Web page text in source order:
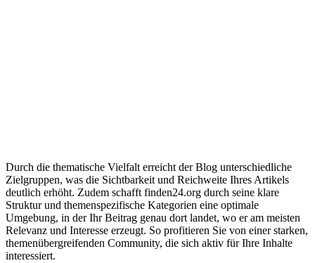
Durch die thematische Vielfalt erreicht der Blog unterschiedliche
Zielgruppen, was die Sichtbarkeit und Reichweite Ihres Artikels
deutlich erhöht. Zudem schafft finden24.org durch seine klare
Struktur und themenspezifische Kategorien eine optimale
Umgebung, in der Ihr Beitrag genau dort landet, wo er am meisten
Relevanz und Interesse erzeugt. So profitieren Sie von einer starken,
themenübergreifenden Community, die sich aktiv für Ihre Inhalte
interessiert.